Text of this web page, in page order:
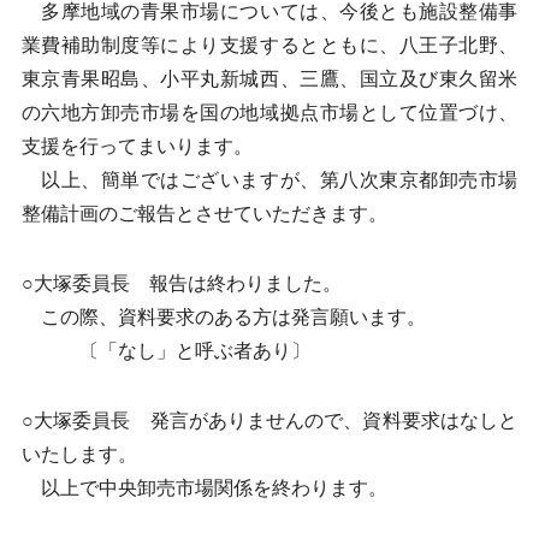
多摩地域の青果市場については、今後とも施設整備事
業費補助制度等により支援するとともに、八王子北野、
東京青果昭島、小平丸新城西、三鷹、国立及び東久留米
の六地方卸売市場を国の地域拠点市場として位置づけ、
支援を行ってまいります。
以上、簡単ではございますが、第八次東京都卸売市場
整備計画のご報告とさせていただきます。
○大塚委員長 報告は終わりました。
この際、資料要求のある方は発言願います。
〔「なし」と呼ぶ者あり〕
○大塚委員長 発言がありませんので、資料要求はなしと
いたします。
以上で中央卸売市場関係を終わります。